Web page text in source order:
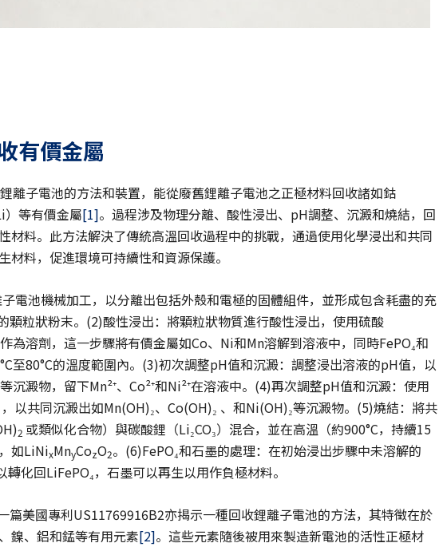
有價金屬
離子電池的方法和裝置，能從廢舊鋰離子電池之正極材料回收諸如鈷
）等有價金屬[1]。過程涉及物理分離、酸性浸出、pH調整、沉澱和燒結，回
材料。此方法解決了傳統高溫回收過程中的挑戰，通過使用化學浸出和共同
料，促進環境可持續性和資源保護。
電池機械加工，以分離出包括外殼和電極的固體組件，並形成包含耗盡的充
顆粒狀粉末。(2)酸性浸出：將顆粒狀物質進行酸性浸出，使用硫酸
作為溶劑，這一步驟將有價金屬如Co、Ni和Mn溶解到溶液中，同時FePO₄和
至80°C的溫度範圍內。(3)初次調整pH值和沉澱：調整浸出溶液的pH值，以
沉澱物，留下Mn²⁺、Co²⁺和Ni²⁺在溶液中。(4)再次調整pH值和沉澱：使用
以共同沉澱出如Mn(OH)₂、Co(OH)₂ 、和Ni(OH)₂等沉澱物。(5)燒結：將共
2 或類似化合物）與碳酸鋰（Li₂CO₃）混合，並在高溫（約900°C，持續15
如LiNixMnyCozO2。(6)FePO₄和石墨的處理：在初始浸出步驟中未溶解的
化回LiFePO₄，石墨可以再生以用作負極材料。
美國專利US11769916B2亦揭示一種回收鋰離子電池的方法，其特徵在於
鎳、鋁和錳等有用元素[2]。這些元素隨後被用來製造新電池的活性正極材